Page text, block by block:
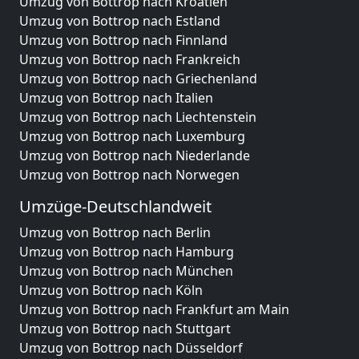
Umzug von Bottrop nach Estland
Umzug von Bottrop nach Finnland
Umzug von Bottrop nach Frankreich
Umzug von Bottrop nach Griechenland
Umzug von Bottrop nach Italien
Umzug von Bottrop nach Liechtenstein
Umzug von Bottrop nach Luxemburg
Umzug von Bottrop nach Niederlande
Umzug von Bottrop nach Norwegen
Umzüge-Deutschlandweit
Umzug von Bottrop nach Berlin
Umzug von Bottrop nach Hamburg
Umzug von Bottrop nach München
Umzug von Bottrop nach Köln
Umzug von Bottrop nach Frankfurt am Main
Umzug von Bottrop nach Stuttgart
Umzug von Bottrop nach Düsseldorf